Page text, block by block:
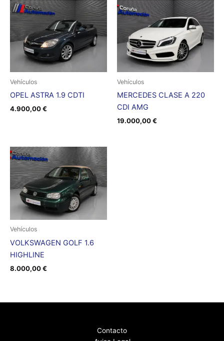
Vehículos
OPEL ASTRA 1.9 CDTI
4.900,00€
Vehículos
MERCEDES CLASE A 220
CDI AMG
19.000,00€
Vehículos
VOLKSWAGEN GOLF 1.6
HIGHLINE
8.000,00€
Contacto